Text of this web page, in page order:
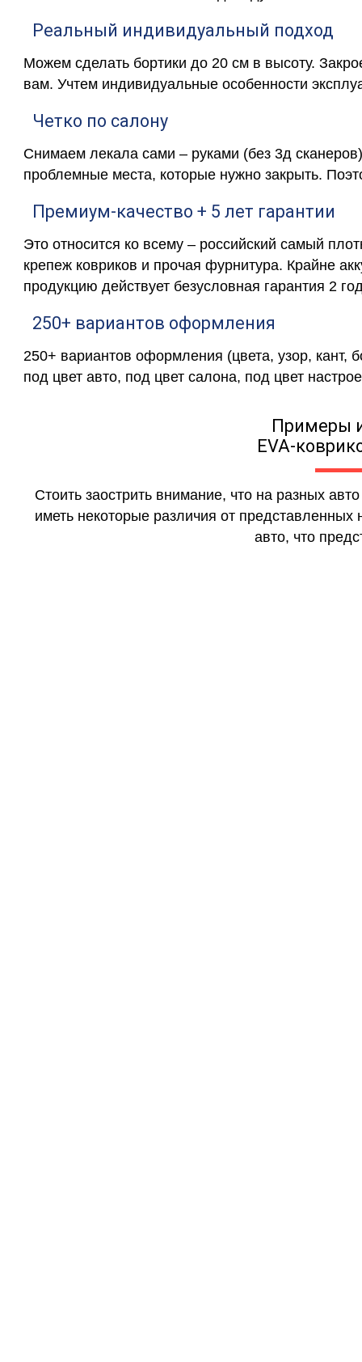
Реальный индивидуальный подход
Можем сделать бортики до 20 см в высоту.
вам. Учтем индивидуальные особенности
Четко по салону
Снимаем лекала сами – руками (без 3д
проблемные места, которые нужно закрыть.
Премиум-качество + 5 лет гарантии
Это относится ко всему – российский самый
крепеж ковриков и прочая фурнитура. Крайне
продукцию действует безусловная гарантия 2
250+ вариантов оформления
250+ вариантов оформления (цвета, узор, кант,
под цвет авто, под цвет салона, под цвет
Примеры
EVA-
Стоить заострить внимание, что на разных
иметь некоторые различия от
авто, что